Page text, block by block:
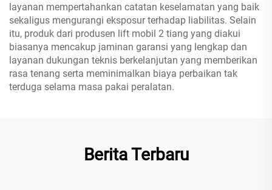
layanan mempertahankan catatan keselamatan yang baik
sekaligus mengurangi eksposur terhadap liabilitas. Selain
itu, produk dari produsen lift mobil 2 tiang yang diakui
biasanya mencakup jaminan garansi yang lengkap dan
layanan dukungan teknis berkelanjutan yang memberikan
rasa tenang serta meminimalkan biaya perbaikan tak
terduga selama masa pakai peralatan.
Berita Terbaru